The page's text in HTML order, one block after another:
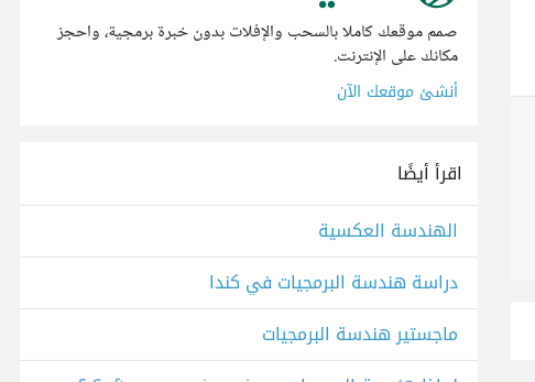
صمم موقعك كاملا بالسحب والإفلات بدون خبرة برمجية، واحجز
مكانك على الإنترنت.
أنشئ موقعك الآن
اقرأ أيضًا
الهندسة العكسية
دراسة هندسة البرمجيات في كندا
ماجستير هندسة البرمجيات